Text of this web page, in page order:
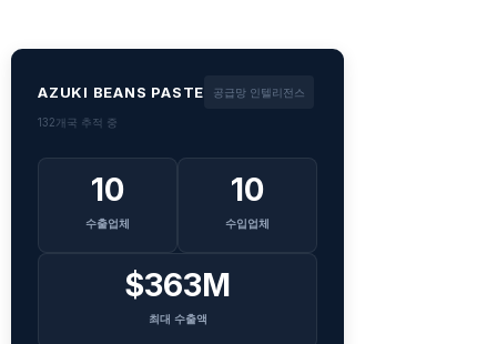
AZUKI BEANS PASTE 공급망 인텔리전스
132개국 추적 중
10
수출업체
10
수입업체
$363M
최대 수출액